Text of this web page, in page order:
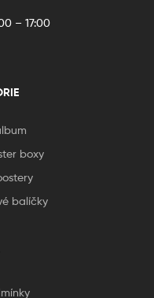
– 17:00
boxy
balíčky